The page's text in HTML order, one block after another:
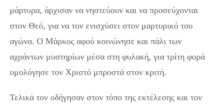
μάρτυρα, άρχισαν να νηστεύουν και να προσεύχονται
στον Θεό, για να τον ενισχύσει στον μαρτυρικό του
αγώνα. Ο Μάρκος αφού κοινώνησε και πάλι των
αχράντων μυστηρίων μέσα στη φυλακή, για τρίτη φορά
ομολόγησε τον Χριστό μπροστά στον κριτή.
Τελικά τον οδήγησαν στον τόπο της εκτέλεσης και τον